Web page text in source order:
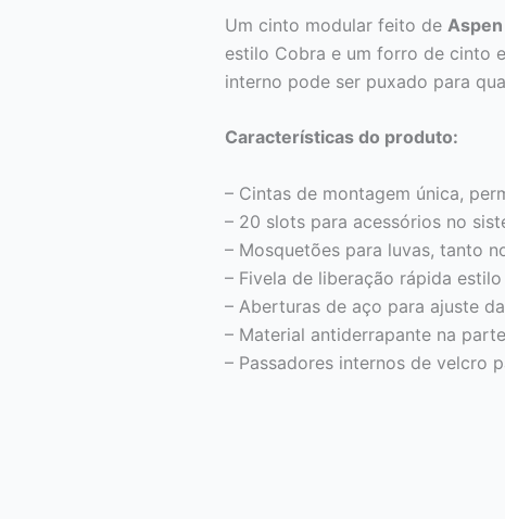
Um cinto modular feito de
estilo Cobra e um forro de cinto
interno pode ser puxado para
Características do produto:
– Cintas de montagem única,
– 20 slots para acessórios no
– Mosquetões para luvas, tanto
– Fivela de liberação rápida
– Aberturas de aço para ajuste
– Material antiderrapante na
– Passadores internos de velcro